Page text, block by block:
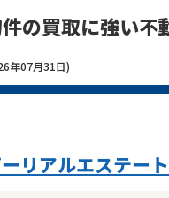
の買取に強い不
年07月31日)
リアルエステート